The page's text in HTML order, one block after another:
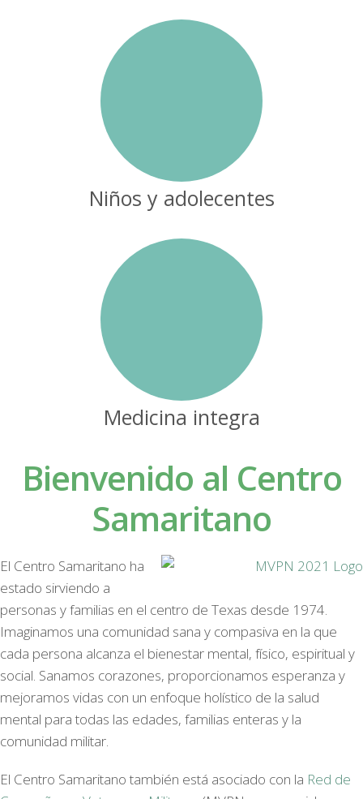
Niños y adolecentes
Medicina integra
Bienvenido al Centro
Samaritano
El Centro Samaritano ha
estado sirviendo a
personas y familias en el centro de Texas desde 1974.
Imaginamos una comunidad sana y compasiva en la que
cada persona alcanza el bienestar mental, físico, espiritual y
social. Sanamos corazones, proporcionamos esperanza y
mejoramos vidas con un enfoque holístico de la salud
mental para todas las edades, familias enteras y la
comunidad militar.
El Centro Samaritano también está asociado con la Red de